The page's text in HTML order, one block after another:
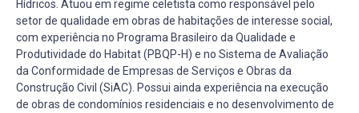
Hídricos. Atuou em regime celetista como responsável pelo
setor de qualidade em obras de habitações de interesse social,
com experiência no Programa Brasileiro da Qualidade e
Produtividade do Habitat (PBQP-H) e no Sistema de Avaliação
da Conformidade de Empresas de Serviços e Obras da
Construção Civil (SiAC). Possui ainda experiência na execução
de obras de condomínios residenciais e no desenvolvimento de